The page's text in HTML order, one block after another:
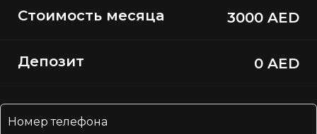
Стоимость месяца 3000 AED
Депозит 0 AED